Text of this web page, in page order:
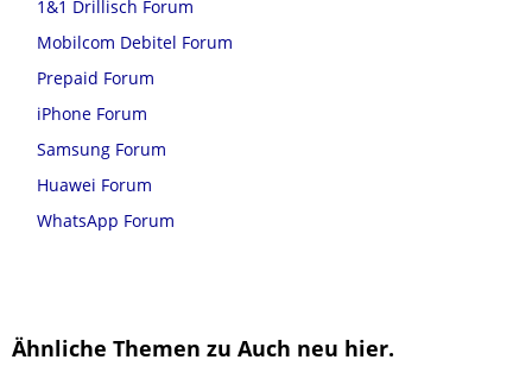
1&1 Drillisch Forum
Mobilcom Debitel Forum
Prepaid Forum
iPhone Forum
Samsung Forum
Huawei Forum
WhatsApp Forum
Ähnliche Themen zu Auch neu hier.